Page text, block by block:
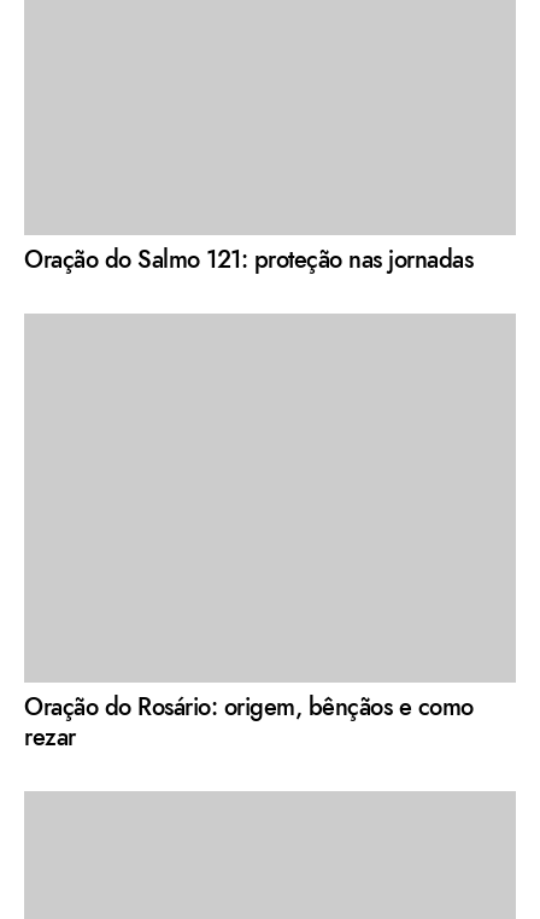
Oração do Salmo 121: proteção nas jornadas
Oração do Rosário: origem, bênçãos e como
rezar